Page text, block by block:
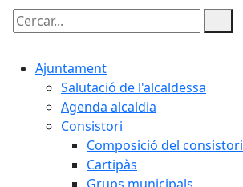
Cercar:
Ajuntament
Salutació de l'alcaldessa
Agenda alcaldia
Consistori
Composició del consistori
Cartipàs